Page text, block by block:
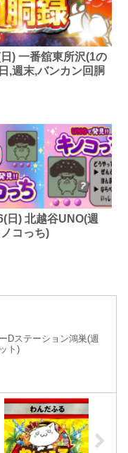
) 一番舘東所沢(1の
,週末,バンカン回胴
日) 北越谷UNO(週
コっち)
Dステーション鴻巣(週
ト)